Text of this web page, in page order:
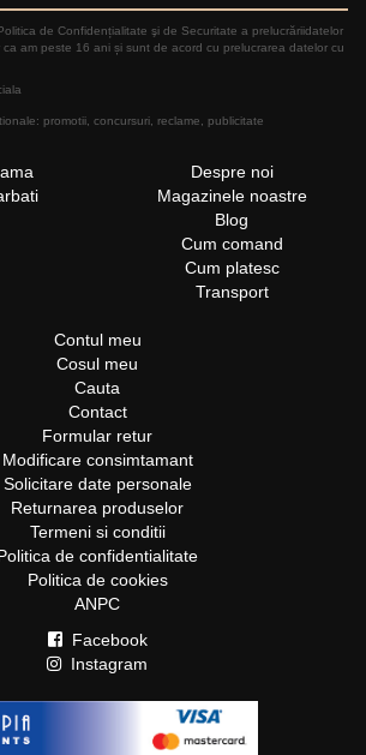
de Confidențialitate şi de Securitate a prelucrăriidatelor
am peste 16 ani și sunt de acord cu prelucrarea datelor cu
promotii, concursuri, reclame, publicitate
Despre noi
Magazinele noastre
Blog
Cum comand
Cum platesc
Transport
Contul meu
Cosul meu
Cauta
Contact
Formular retur
Modificare consimtamant
Solicitare date personale
Returnarea produselor
Termeni si conditii
de confidentialitate
Politica de cookies
ANPC
Facebook
Instagram